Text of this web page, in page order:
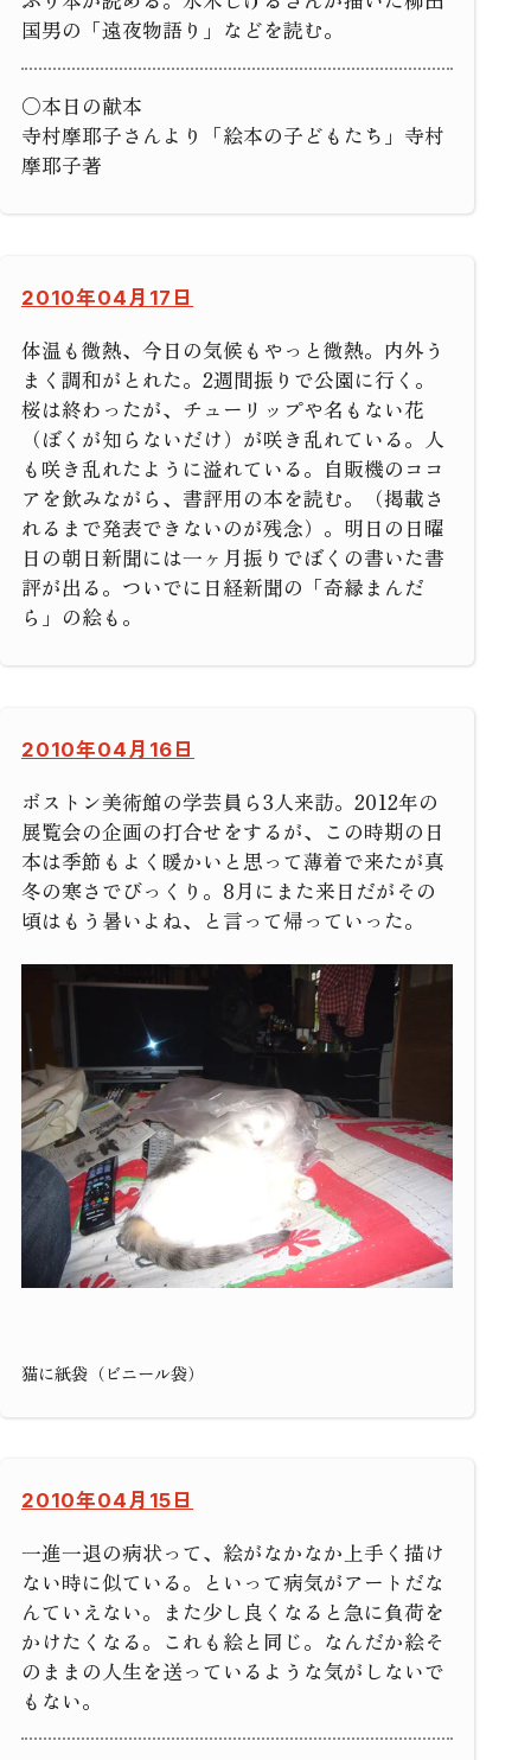
国男の「遠夜物語り」などを読む。
○本日の献本
寺村摩耶子さんより「絵本の子どもたち」寺村
摩耶子著
2010年04月17日
体温も微熱、今日の気候もやっと微熱。内外う
まく調和がとれた。2週間振りで公園に行く。
桜は終わったが、チューリップや名もない花
（ぼくが知らないだけ）が咲き乱れている。人
も咲き乱れたように溢れている。自販機のココ
アを飲みながら、書評用の本を読む。（掲載さ
れるまで発表できないのが残念）。明日の日曜
日の朝日新聞には一ヶ月振りでぼくの書いた書
評が出る。ついでに日経新聞の「奇縁まんだ
ら」の絵も。
2010年04月16日
ボストン美術館の学芸員ら3人来訪。2012年の
展覧会の企画の打合せをするが、この時期の日
本は季節もよく暖かいと思って薄着で来たが真
冬の寒さでびっくり。8月にまた来日だがその
頃はもう暑いよね、と言って帰っていった。
猫に紙袋（ビニール袋）
2010年04月15日
一進一退の病状って、絵がなかなか上手く描け
ない時に似ている。といって病気がアートだな
んていえない。また少し良くなると急に負荷を
かけたくなる。これも絵と同じ。なんだか絵そ
のままの人生を送っているような気がしないで
もない。